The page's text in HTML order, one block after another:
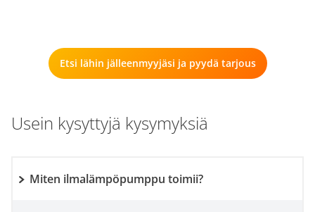
Etsi lähin jälleenmyyjäsi ja pyydä tarjous
Usein kysyttyjä kysymyksiä
Miten ilmalämpöpumppu toimii?